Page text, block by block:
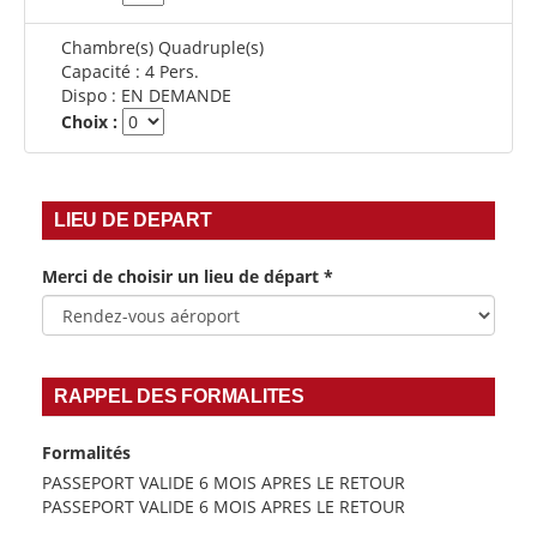
Chambre(s) Quadruple(s)
Capacité : 4 Pers.
Dispo : EN DEMANDE
Choix :
LIEU DE DEPART
Merci de choisir un lieu de départ *
RAPPEL DES FORMALITES
Formalités
PASSEPORT VALIDE 6 MOIS APRES LE RETOUR
PASSEPORT VALIDE 6 MOIS APRES LE RETOUR